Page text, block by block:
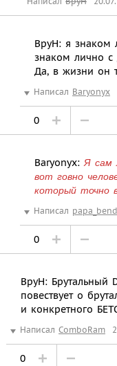
BpyH: я знаком
знаком лично
Да, в жизни он
Написал Baryonyx
0
Baryonyx:Я сам
вот говно
который точно
Написал
0
BpyH: Брутальный
повествует о
и конкретного
Написал ComboRam
0